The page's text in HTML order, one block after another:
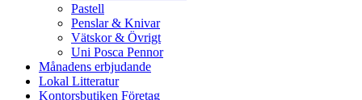
Pastell
Penslar & Knivar
Vätskor & Övrigt
Uni Posca Pennor
Månadens erbjudande
Lokal Litteratur
Kontorsbutiken Företag